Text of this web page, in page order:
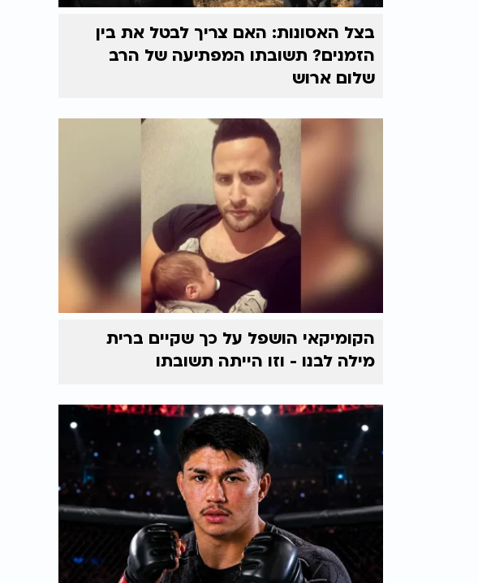
בצל האסונות: האם צריך לבטל את בין
הזמנים? תשובתו המפתיעה של הרב
שלום ארוש
הקומיקאי הושפל על כך שקיים ברית
מילה לבנו - וזו הייתה תשובתו